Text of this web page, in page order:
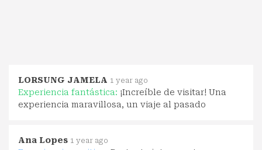
LORSUNG JAMELA 1 year ago
Experiencia fantástica: ¡Increíble de visitar! Una
experiencia maravillosa, un viaje al pasado
Ana Lopes 1 year ago